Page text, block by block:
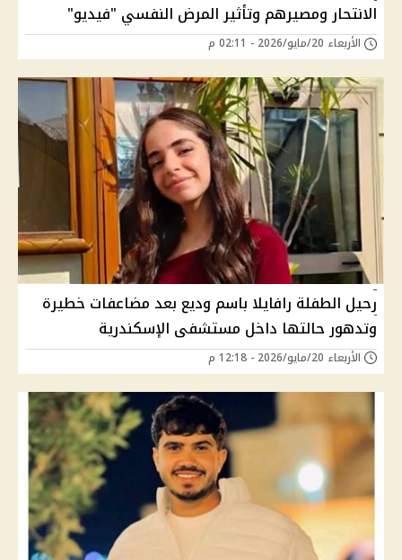
الانتحار ومصيرهم وتأثير المرض النفسي "فيديو"
الأربعاء 20/مايو/2026 - 02:11 م
رحيل الطفلة رافايلا باسم وديع بعد مضاعفات خطيرة
وتدهور حالتها داخل مستشفى الإسكندرية
الأربعاء 20/مايو/2026 - 12:18 م